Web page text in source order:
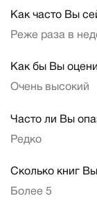
Как часто Вы
Реже раза в
Как бы Вы
Очень высокий
Часто ли Вы
Редко
Сколько книг
Более 5